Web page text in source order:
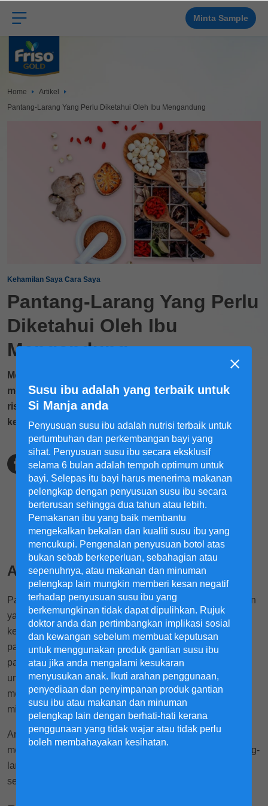
kandungan
utama
Susu ibu adalah yang terbaik untuk
Si Manja anda
Penyusuan susu ibu adalah nutrisi terbaik untuk
pertumbuhan dan perkembangan bayi yang
sihat. Penyusuan susu ibu secara eksklusif
selama 6 bulan adalah tempoh optimum untuk
bayi. Selepas itu bayi harus menerima makanan
pelengkap dengan penyusuan susu ibu secara
berterusan sehingga dua tahun atau lebih.
Pemakanan ibu yang baik membantu
mengekalkan bekalan dan kualiti susu ibu yang
mencukupi. Pengenalan penyusuan botol atas
bukan sebab berkeperluan, sebahagian atau
sepenuhnya, atau makanan dan minuman
pelengkap lain mungkin memberi kesan negatif
terhadap penyusuan susu ibu yang
berkemungkinan tidak dapat dipulihkan. Rujuk
doktor anda dan pertimbangkan implikasi sosial
dan kewangan sebelum membuat keputusan
untuk menggunakan produk gantian susu ibu
atau jika anda mengalami kesukaran
menyusukan anak. Ikuti arahan penggunaan,
penyediaan dan penyimpanan produk gantian
susu ibu atau makanan dan minuman
pelengkap lain dengan berhati-hati kerana
penggunaan yang tidak wajar atau tidak perlu
boleh membahayakan kesihatan.
Minta Sample
Home
Artikel
Pantang-Larang Yang Perlu Diketahui Oleh Ibu Mengandung
Kehamilan Saya Cara Saya
Pantang-Larang Yang Perlu
Diketahui Oleh Ibu
Mengandung
Memahami pantang larang semasa mengandung
membantu bagi mengurangkan bahaya dan potensi
risiko ibu dan anak. Baca senarai pantang larang
ketiga-tiga kaum di sini.
Apakah itu Pantang-Larang?
Pada asasnya, pantang-larang merupakan senarai amalan
yang perlu dielakkan untuk memastikan kesihatan dan
kesejahteraan ibu dan anak. Dalam tempoh kehamilan,
pastinya terdengar pelbagai ungkapan yang berupa
pantang-larang ibu mengandung. Oleh itu, adalah penting
untuk mengetahui sama ada pantang-larang ibu
mengandung, termasuk makanan, bercanggah dengan
mitos atau fakta yang telah dibuktikan melalui kajian.
Artikel ini akan memaklumkan anda mengenai tips ibu
mengandung trimester pertama, kedua dan ketiga, pantang-
larang ibu mengandung yang perlu diikuti dalam bulan 1
sehingga bulan 9 dan banyak lagi.